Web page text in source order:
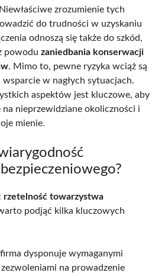
zrozumienie tych
do trudności w uzyskaniu
odnoszą się także do szkód,
powodu zaniedbania konserwacji
. Mimo to, pewne ryzyka wciąż są
w nagłych sytuacjach.
aspektów jest kluczowe, aby
na nieprzewidziane okoliczności i
mienie.
rzetelność towarzystwa
podjąć kilka kluczowych
dysponuje wymaganymi
zezwoleniami na prowadzenie